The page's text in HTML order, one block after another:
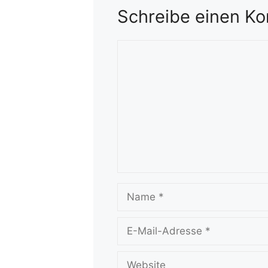
Schreibe einen
Mail-